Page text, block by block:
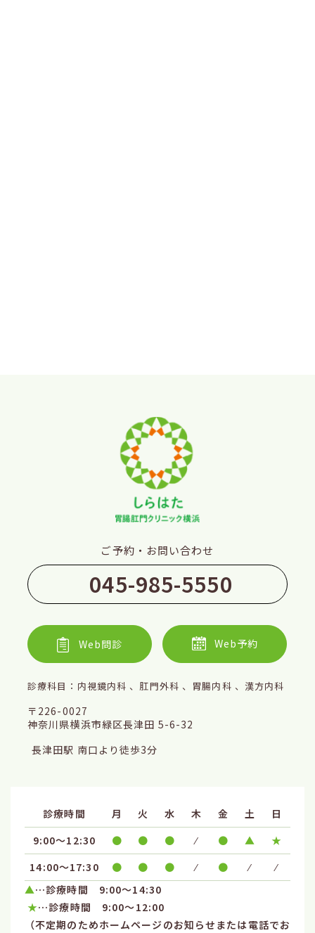
ご予約・お問い合わせ
045-985-5550
Web問診 Web予約
診療科目：内視鏡内科 、肛門外科 、胃腸内科 、漢方内科
〒226-0027
神奈川県横浜市緑区長津田 5-6-32
長津田駅 南口より徒歩3分
診療時間 月 火 水 木 金 土
日
9:00～12:30
● ● ● ⁄ ● ▲
★
14:00～17:30
● ● ● ⁄ ● ⁄
⁄
▲…診療時間 9:00〜14:30
★…診療時間 9:00〜12:00
（不定期のためホームページのお知らせまたは電話でお